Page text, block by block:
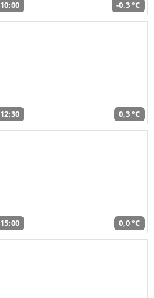
10:00 -0,3 °C
12:30 0,3 °C
15:00 0,0 °C